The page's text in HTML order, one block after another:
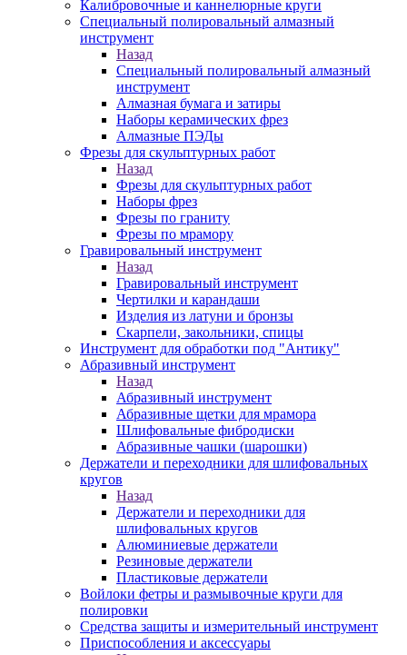
Калибровочные и каннелюрные круги
Специальный полировальный алмазный
инструмент
Назад
Специальный полировальный алмазный
инструмент
Алмазная бумага и затиры
Наборы керамических фрез
Алмазные ПЭДы
Фрезы для скульптурных работ
Назад
Фрезы для скульптурных работ
Наборы фрез
Фрезы по граниту
Фрезы по мрамору
Гравировальный инструмент
Назад
Гравировальный инструмент
Чертилки и карандаши
Изделия из латуни и бронзы
Скарпели, закольники, спицы
Инструмент для обработки под "Антику"
Абразивный инструмент
Назад
Абразивный инструмент
Абразивные щетки для мрамора
Шлифовальные фибродиски
Абразивные чашки (шарошки)
Держатели и переходники для шлифовальных
кругов
Назад
Держатели и переходники для
шлифовальных кругов
Алюминиевые держатели
Резиновые держатели
Пластиковые держатели
Войлоки фетры и размывочные круги для
полировки
Средства защиты и измерительный инструмент
Приспособления и аксессуары